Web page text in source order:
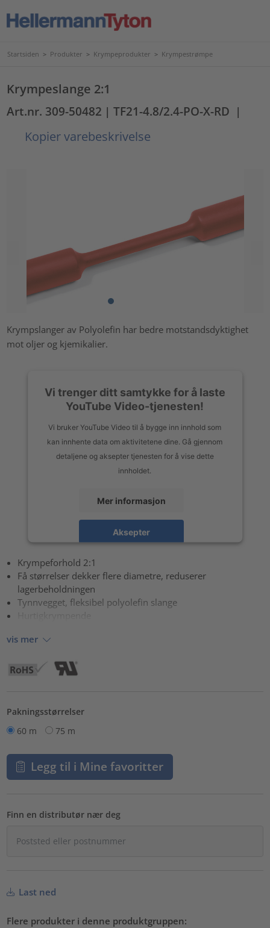
Startsiden > Produkter > Krympeprodukter > Krympestrømpe
Krympeslange 2:1
Art.nr. 309-50482 | TF21-4.8/2.4-PO-X-RD |
Kopier varebeskrivelse
Krympslanger av Polyolefin har bedre motstandsdyktighet
mot oljer og kjemikalier.
Vi trenger ditt samtykke for å laste
YouTube Video-tjenesten!
Vi bruker YouTube Video til å bygge inn innhold som
kan innhente data om aktivitetene dine. Gå gjennom
detaljene og aksepter tjenesten for å vise dette
innholdet.
Mer informasjon
Aksepter
Krympeforhold 2:1
Få størrelser dekker flere diametre, reduserer
lagerbeholdningen
Tynnvegget, fleksibel polyolefin slange
vis mer
Pakningsstørrelser
60 m
75 m
Legg til i Mine favoritter
Finn en distributør nær deg
Last ned
Flere produkter i denne produktgruppen: